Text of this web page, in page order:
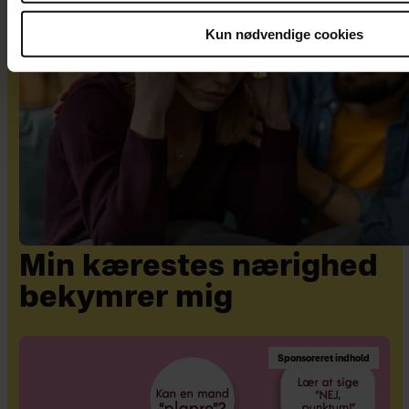
Kun nødvendige cookies
Min kærestes nærighed
bekymrer mig
Sponsoreret indhold